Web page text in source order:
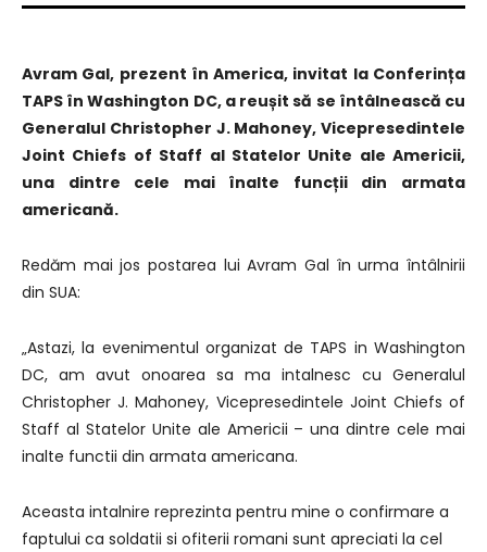
Avram Gal, prezent în America, invitat la Conferința
TAPS în Washington DC, a reușit să se întâlnească cu
Generalul Christopher J. Mahoney, Vicepresedintele
Joint Chiefs of Staff al Statelor Unite ale Americii,
una dintre cele mai înalte funcții din armata
americană.
Redăm mai jos postarea lui Avram Gal în urma întâlnirii
din SUA:
„Astazi, la evenimentul organizat de TAPS in Washington
DC, am avut onoarea sa ma intalnesc cu Generalul
Christopher J. Mahoney, Vicepresedintele Joint Chiefs of
Staff al Statelor Unite ale Americii – una dintre cele mai
inalte functii din armata americana.
Aceasta intalnire reprezinta pentru mine o confirmare a
faptului ca soldatii si ofiterii romani sunt apreciati la cel